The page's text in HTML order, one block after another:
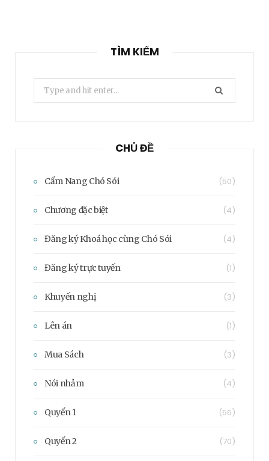
TÌM KIẾM
Search
for:
CHỦ ĐỀ
Cẩm Nang Chó Sói (50)
Chương đặc biệt (4)
Đăng ký Khoá học cùng Chó Sói (4)
Đăng ký trực tuyến (1)
Khuyến nghị (3)
Lên án (1)
Mua Sách (3)
Nói nhảm (4)
Quyển 1 (56)
Quyển 2 (70)